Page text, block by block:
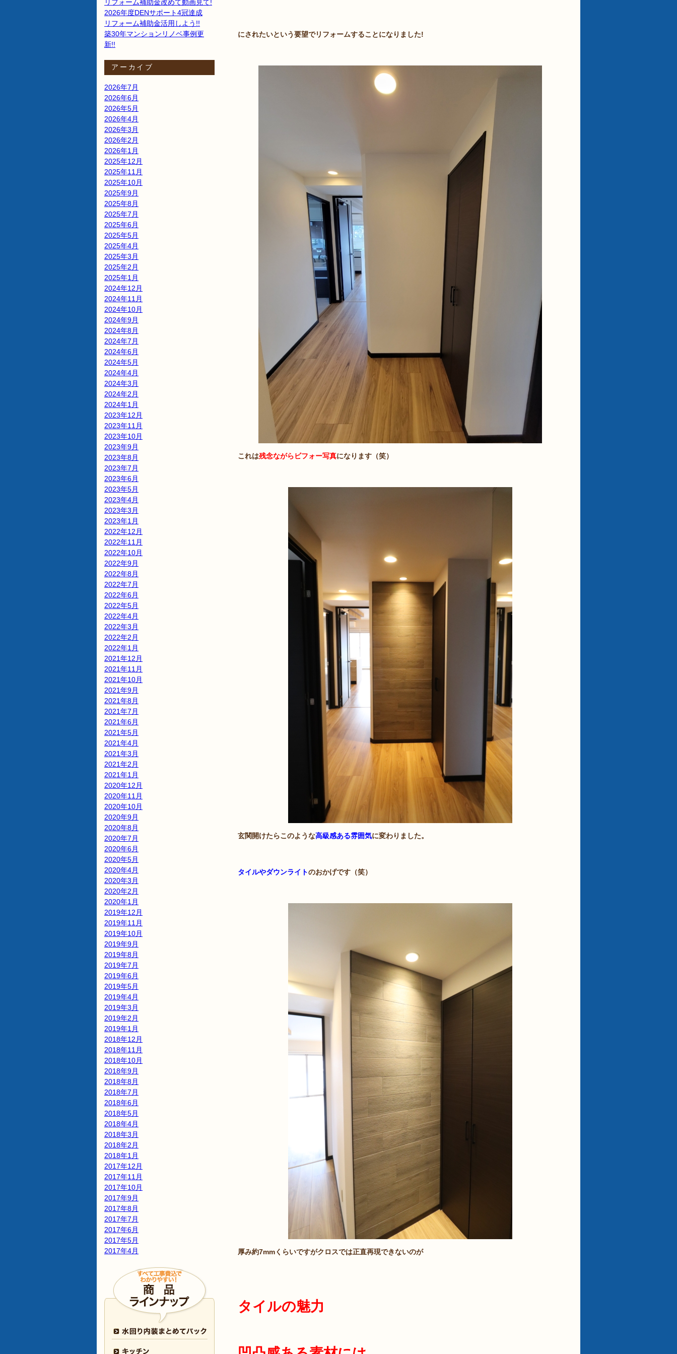
にされたいという要望でリフォームすることになりました!
これは残念ながらビフォー写真になります（笑）
玄関開けたらこのような高級感ある雰囲気に変わりました。
タイルやダウンライトのおかげです（笑）
厚み約7mmくらいですがクロスでは正直再現できないのが
タイルの魅力
リフォーム補助金改めて動画見て!
2026年度DENサポート4冠達成
リフォーム補助金活用しよう!!
築30年マンションリノベ事例更
新!!
アーカイブ
2026年7月
2026年6月
2026年5月
2026年4月
2026年3月
2026年2月
2026年1月
2025年12月
2025年11月
2025年10月
2025年9月
2025年8月
2025年7月
2025年6月
2025年5月
2025年4月
2025年3月
2025年2月
2025年1月
2024年12月
2024年11月
2024年10月
2024年9月
2024年8月
2024年7月
2024年6月
2024年5月
2024年4月
2024年3月
2024年2月
2024年1月
2023年12月
2023年11月
2023年10月
2023年9月
2023年8月
2023年7月
2023年6月
2023年5月
2023年4月
2023年3月
2023年1月
2022年12月
2022年11月
2022年10月
2022年9月
2022年8月
2022年7月
2022年6月
2022年5月
2022年4月
2022年3月
2022年2月
2022年1月
2021年12月
2021年11月
2021年10月
2021年9月
2021年8月
2021年7月
2021年6月
2021年5月
2021年4月
2021年3月
2021年2月
2021年1月
2020年12月
2020年11月
2020年10月
2020年9月
2020年8月
2020年7月
2020年6月
2020年5月
2020年4月
2020年3月
2020年2月
2020年1月
2019年12月
2019年11月
2019年10月
2019年9月
2019年8月
2019年7月
2019年6月
2019年5月
2019年4月
2019年3月
2019年2月
2019年1月
2018年12月
2018年11月
2018年10月
2018年9月
2018年8月
2018年7月
2018年6月
2018年5月
2018年4月
2018年3月
2018年2月
2018年1月
2017年12月
2017年11月
2017年10月
2017年9月
2017年8月
2017年7月
2017年6月
2017年5月
2017年4月